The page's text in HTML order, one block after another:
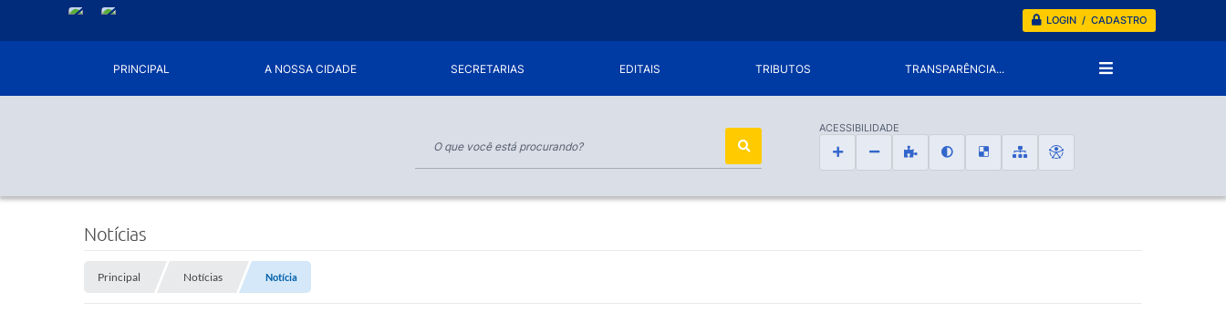
LOGIN / CADASTRO
PRINCIPAL A NOSSA CIDADE SECRETARIAS EDITAIS TRIBUTOS TRANSPARÊNCIA...
ACESSIBILIDADE
Notícias
Principal Notícias Notícia